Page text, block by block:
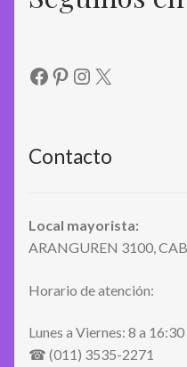
Facebook
Pinterest
Instagram
X
Contacto
Local mayorista:
ARANGUREN 3100,
Horario de atención:
Lunes a Viernes: 8 a
☎ (011) 3535-2271